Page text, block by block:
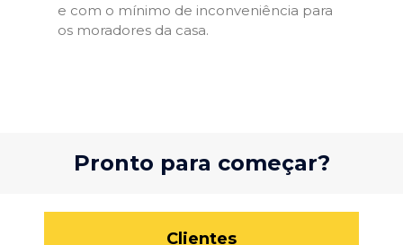
e com o mínimo de inconveniência para
os moradores da casa.
Pronto para começar?
Clientes